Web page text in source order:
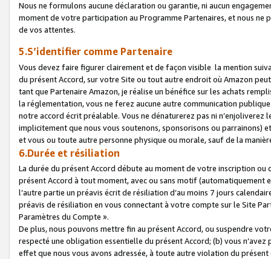
Nous ne formulons aucune déclaration ou garantie, ni aucun
moment de votre participation au Programme Partenaires, et nous
de vos attentes.
5.S’identifier comme Partenaire
Vous devez faire figurer clairement et de façon visible la mention
du présent Accord, sur votre Site ou tout autre endroit où Amazon
tant que Partenaire Amazon, je réalise un bénéfice sur les achats
la réglementation, vous ne ferez aucune autre communication
notre accord écrit préalable. Vous ne dénaturerez pas ni
implicitement que nous vous soutenons, sponsorisons ou parrainons)
et vous ou toute autre personne physique ou morale, sauf de la
6.Durée et résiliation
La durée du présent Accord débute au moment de votre inscription
présent Accord à tout moment, avec ou sans motif (automatiquement
l’autre partie un préavis écrit de résiliation d’au moins 7 jours
préavis de résiliation en vous connectant à votre compte sur le Site
Paramètres du Compte ».
De plus, nous pouvons mettre fin au présent Accord, ou suspendre
respecté une obligation essentielle du présent Accord; (b) vous
effet que nous vous avons adressée, à toute autre violation du